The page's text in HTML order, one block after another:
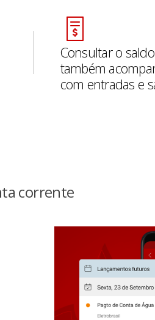
Consultar o
também
com entradas e
corrente